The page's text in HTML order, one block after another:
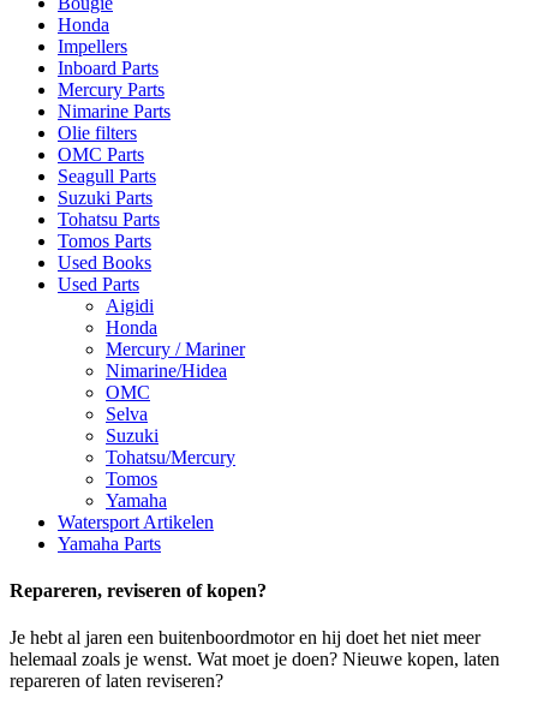
Honda
Impellers
Inboard Parts
Mercury Parts
Nimarine Parts
Olie filters
OMC Parts
Seagull Parts
Suzuki Parts
Tohatsu Parts
Tomos Parts
Used Books
Used Parts
Aigidi
Honda
Mercury / Mariner
Nimarine/Hidea
OMC
Selva
Suzuki
Tohatsu/Mercury
Tomos
Yamaha
Watersport Artikelen
Yamaha Parts
Repareren, reviseren of kopen?
Je hebt al jaren een buitenboordmotor en hij doet het niet meer
helemaal zoals je wenst. Wat moet je doen? Nieuwe kopen, laten
repareren of laten reviseren?